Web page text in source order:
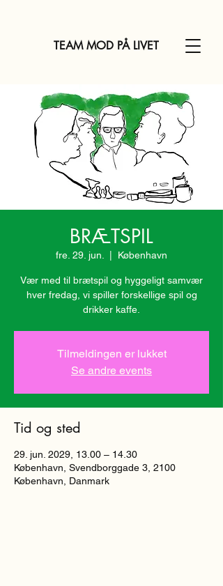
TEAM MOD PÅ LIVET
BRÆTSPIL
fre. 29. jun. København
Vær med til brætspil og hyggeligt samvær
hver fredag, vi spiller forskellige spil og
drikker kaffe.
Tilmeldingen er lukket
Se andre events
Tid og sted
29. jun. 2029, 13.00 – 14.30
København, Svendborggade 3, 2100
København, Danmark